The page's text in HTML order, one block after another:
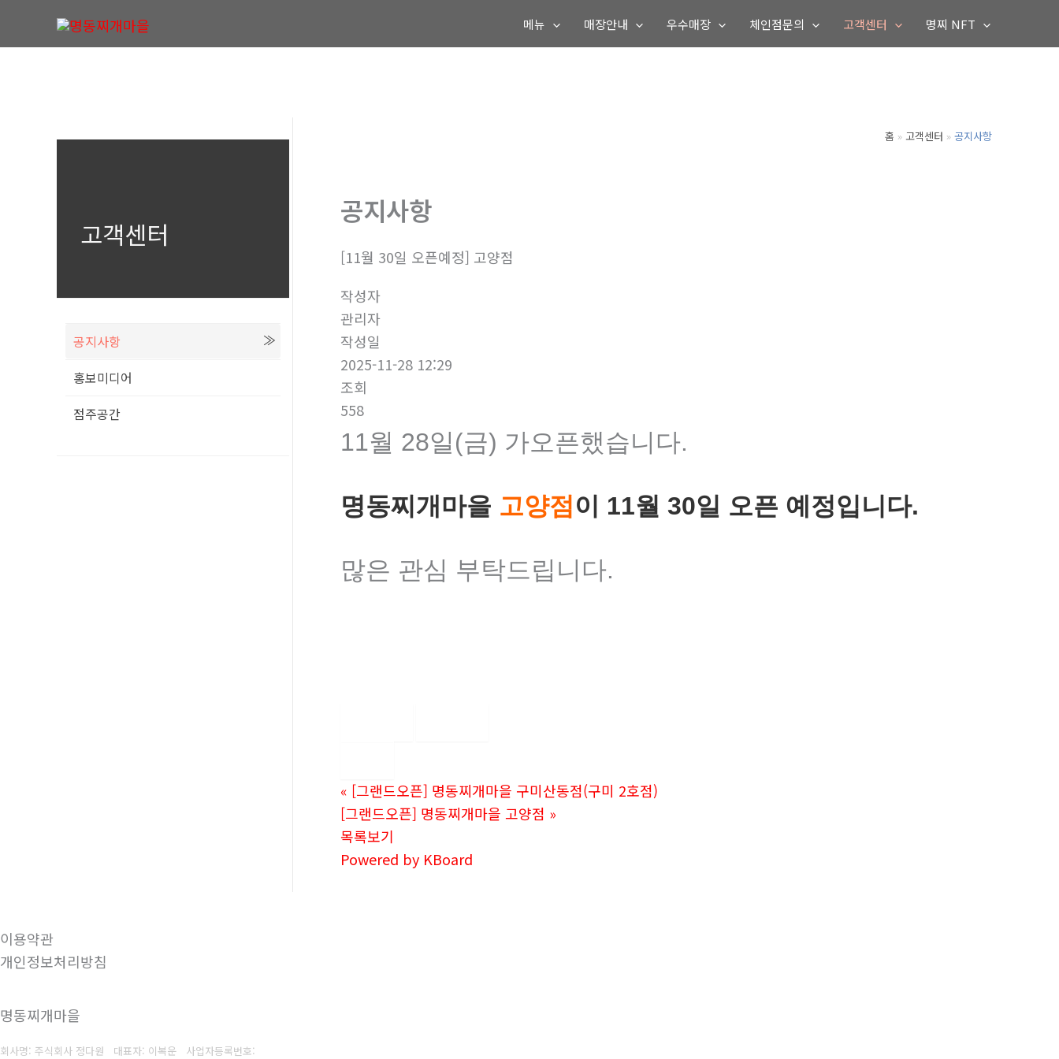
메뉴 매장안내 우수매장 체인점문의 고객센터 명찌 NFT
고객센터
공지사항
홍보미디어
점주공간
홈 고객센터 공지사항
공지사항
[11월 30일 오픈예정] 고양점
작성자
관리자
작성일
2025-11-28 12:29
조회
558
11월 28일(금) 가오픈했습니다.
명동찌개마을 고양점이 11월 30일 오픈 예정입니다.
많은 관심 부탁드립니다.
« [그랜드오픈] 명동찌개마을 구미산동점(구미 2호점)
[그랜드오픈] 명동찌개마을 고양점 »
목록보기
Powered by KBoard
이용약관
개인정보처리방침
명동찌개마을
회사명: 주식회사 정다원 대표자: 이복운 사업자등록번호: